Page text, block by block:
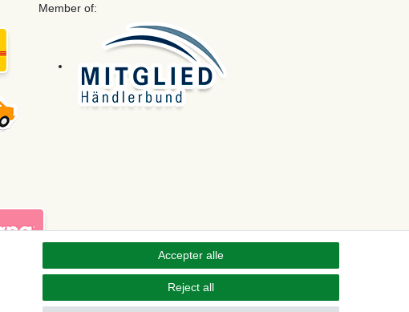
Member of:
Accepter alle
Reject all